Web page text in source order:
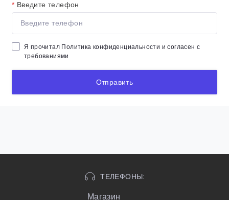
* Введите телефон
Я прочитал Политика конфиденциальности и согласен с
требованиями
Отправить
ТЕЛЕФОНЫ:
Магазин